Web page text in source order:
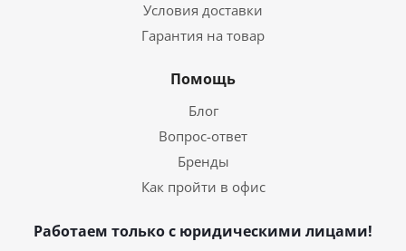
Условия доставки
Гарантия на товар
Помощь
Блог
Вопрос-ответ
Бренды
Как пройти в офис
Работаем только с юридическими лицами!